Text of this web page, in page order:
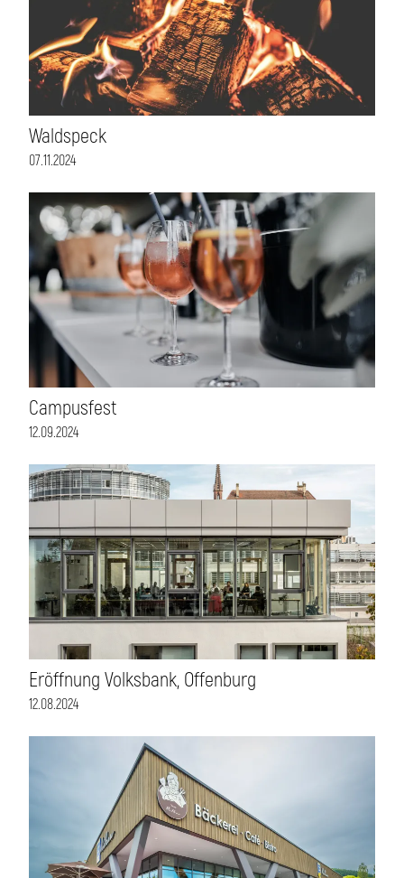
Waldspeck
07.11.2024
Campusfest
12.09.2024
Eröffnung Volksbank, Offenburg
12.08.2024